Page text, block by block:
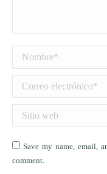
Correo electrónico *
Save my name, email,
comment.